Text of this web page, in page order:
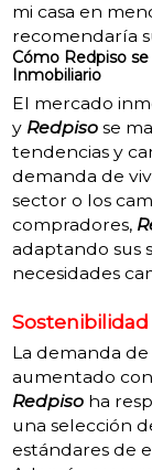
mi casa en
recomendaría
Cómo Redpiso
Inmobiliario
El mercado
y Redpisose
tendencias y
demanda de
sector o los
compradores,
adaptando sus
necesidades
Sostenibilidad
La demanda
aumentado
Redpisoha
una selección
estándares de